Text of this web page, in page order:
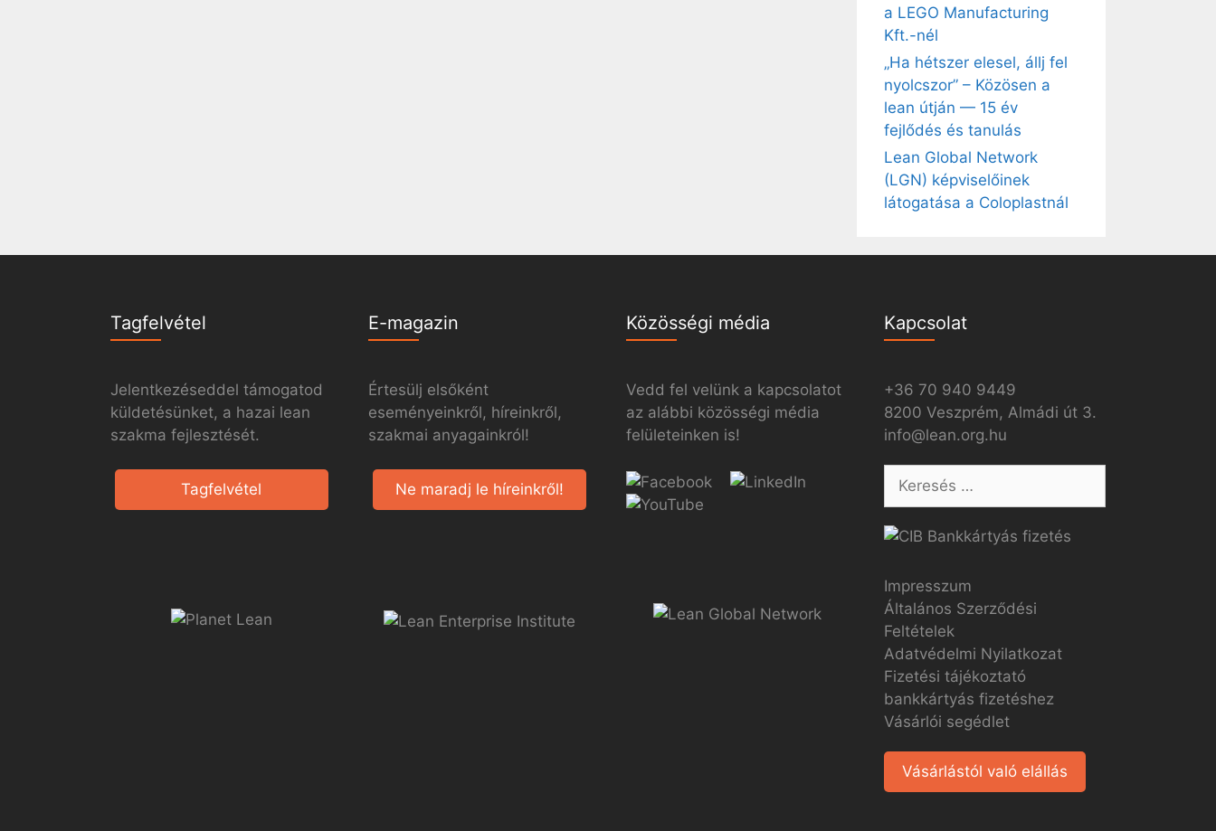
a LEGO Manufacturing
Kft.-nél
„Ha hétszer elesel, állj fel
nyolcszor” – Közösen a
lean útján — 15 év
fejlődés és tanulás
Lean Global Network
(LGN) képviselőinek
látogatása a Coloplastnál
Tagfelvétel
Jelentkezéseddel támogatod
küldetésünket, a hazai lean
szakma fejlesztését.
Tagfelvétel
E-magazin
Értesülj elsőként
eseményeinkről, híreinkről,
szakmai anyagainkról!
Ne maradj le híreinkről!
Közösségi média
Vedd fel velünk a kapcsolatot
az alábbi közösségi média
felületeinken is!
Kapcsolat
+36 70 940 9449
8200 Veszprém, Almádi út 3.
info@lean.org.hu
Impresszum
Általános Szerződési
Feltételek
Adatvédelmi Nyilatkozat
Fizetési tájékoztató
bankkártyás fizetéshez
Vásárlói segédlet
Vásárlástól való elállás